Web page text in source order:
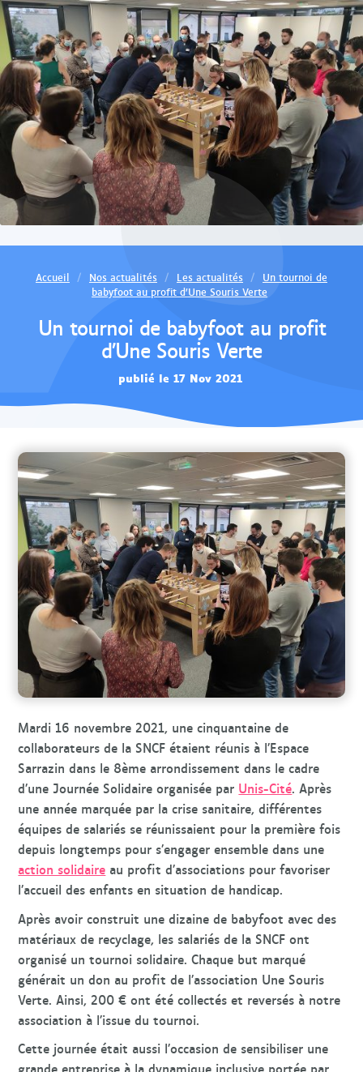
r
c
h
e
Accueil Nos actualités Les actualités
Un tournoi de
babyfoot au profit d’Une Souris Verte
Un tournoi de babyfoot au profit
d’Une Souris Verte
publié le 17 Nov 2021
Mardi 16 novembre 2021, une cinquantaine de
collaborateurs de la SNCF étaient réunis à l’Espace
Sarrazin dans le 8ème arrondissement dans le cadre
d’une Journée Solidaire organisée par Unis-Cité. Après
une année marquée par la crise sanitaire, différentes
équipes de salariés se réunissaient pour la première fois
depuis longtemps pour s’engager ensemble dans une
action solidaire au profit d’associations pour favoriser
l’accueil des enfants en situation de handicap.
Après avoir construit une dizaine de babyfoot avec des
matériaux de recyclage, les salariés de la SNCF ont
organisé un tournoi solidaire. Chaque but marqué
générait un don au profit de l’association Une Souris
Verte. Ainsi, 200 € ont été collectés et reversés à notre
association à l’issue du tournoi.
Cette journée était aussi l’occasion de sensibiliser une